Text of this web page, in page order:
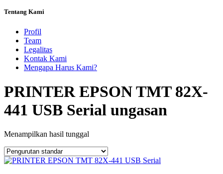
Tentang Kami
Profil
Team
Legalitas
Kontak Kami
Mengapa Harus Kami?
PRINTER EPSON TMT 82X-
441 USB Serial ungasan
Menampilkan hasil tunggal